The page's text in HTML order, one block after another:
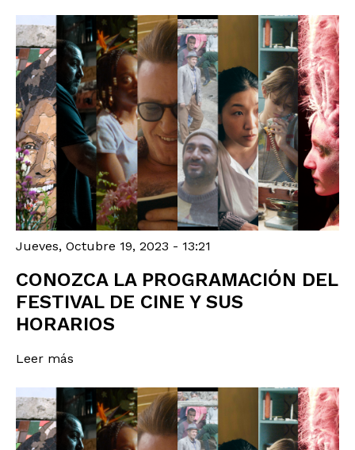
Jueves, Octubre 19, 2023 - 13:21
CONOZCA LA PROGRAMACIÓN DEL
FESTIVAL DE CINE Y SUS
HORARIOS
Leer más